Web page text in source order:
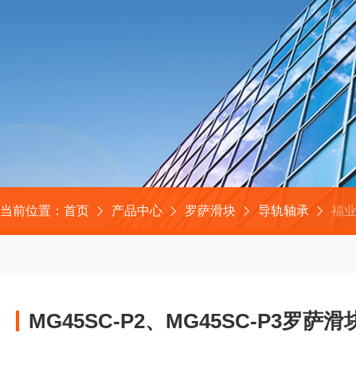
当前位置： 首页 产品中心 罗萨滑块 导轨轴承 福业
MG45SC-P2、MG45SC-P3罗萨滑